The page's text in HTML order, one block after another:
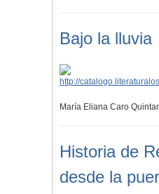
Bajo la lluvia
María Eliana Caro
Historia de
desde la